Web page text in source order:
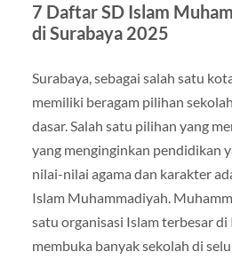
7 Daftar SD Islam
di Surabaya 2025
Surabaya, sebagai salah satu
memiliki beragam pilihan
dasar. Salah satu pilihan yang
yang menginginkan pendidikan
nilai-nilai agama dan karakter
Islam Muhammadiyah.
satu organisasi Islam terbesar di
membuka banyak sekolah di